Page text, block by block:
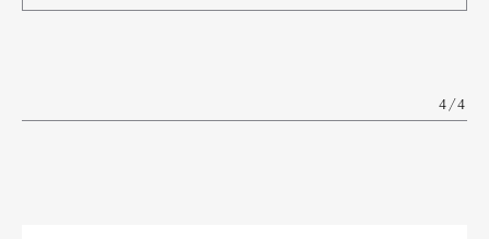
4/4